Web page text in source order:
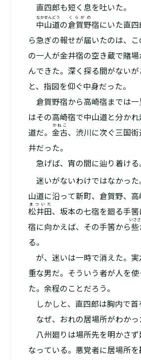
直四郎も短く息を吐いた。
中山道
なかせんどう
の倉賀野
くらがの
宿にいた直
ら急ぎの報せが届いたのは、
の一人が金井宿の空き蔵で賭
んできた。深く探る間がない
と、指図を仰ぐ中身だった。
倉賀野宿から高崎宿までは一
はその高崎宿で中山道と分かれ
道だ。 金古
かねこ
、渋川に次ぐ三国
井だった。
急げば、宵の間に辿り着ける
迷いがないわけではなかった
山道に沿って新町、倉賀野、高
松井田
まついだ
、坂本の七宿を廻る手
宿に向かえば、その手筈から些
いささ
る。
が、迷いは一時で消えた。実
重な男だ。そういう者が人を
た。余程のことだろう。
しかしと、直四郎は胸内で首
なぜ、おれの居場所がわかっ
八州廻りは場所先を明かさず
なっている。悪党者に居場所